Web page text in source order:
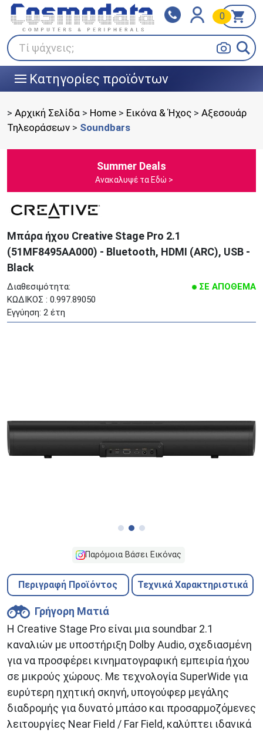
Τί ψάχνεις;
0
||| Κατηγορίες προϊόντων
Klarna
Πληρώστε σε 3
άτοκες δόσεις
BOX NOW
> Αρχική Σελίδα > Home > Εικόνα & Ήχος > Αξεσουάρ
Τηλεοράσεων > Soundbars
Summer Deals
Ανακαλυψέ τα Εδώ >
Μπάρα ήχου Creative Stage Pro 2.1
(51MF8495AA000) - Bluetooth, HDMI (ARC), USB -
Black
Διαθεσιμότητα:
ΣΕ ΑΠΟΘΕΜΑ
ΚΩΔΙΚΟΣ : 0.997.89050
Εγγύηση: 2 έτη
Παρόμοια Βάσει Εικόνας
Περιγραφή Προϊόντος Τεχνικά Χαρακτηριστικά
Γρήγορη Ματιά
Η Creative Stage Pro είναι μια soundbar 2.1
καναλιών με υποστήριξη Dolby Audio, σχεδιασμένη
για να προσφέρει κινηματογραφική εμπειρία ήχου
σε μικρούς χώρους. Με τεχνολογία SuperWide για
ευρύτερη ηχητική σκηνή, υπογούφερ μεγάλης
διαδρομής για δυνατό μπάσο και προσαρμοζόμενες
λειτουργίες Near Field / Far Field, καλύπτει ιδανικά